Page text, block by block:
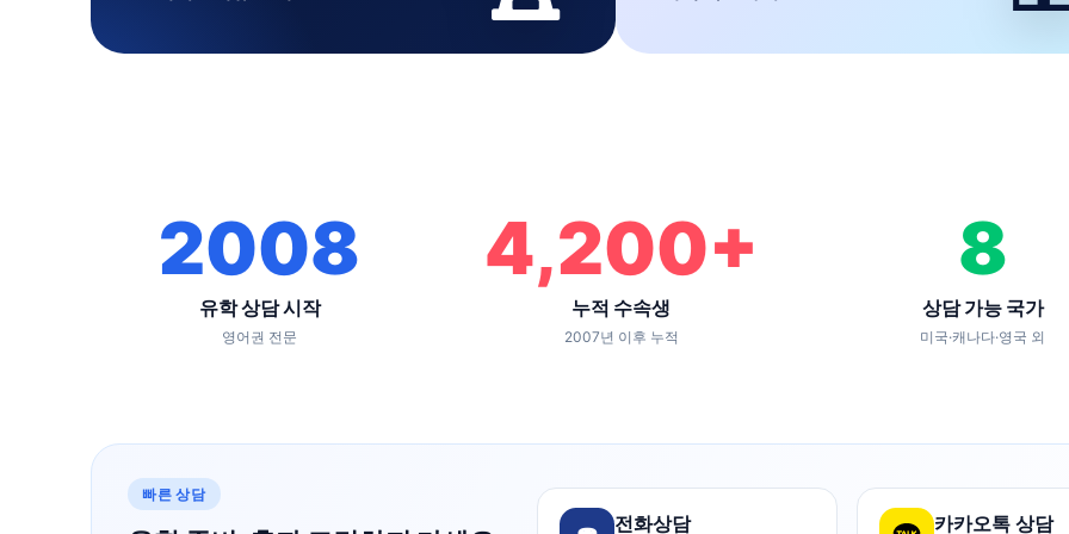
2008
유학 상담 시작
영어권 전문
4,200+
누적 수속생
2007년 이후 누적
8
상담 가능 국가
미국·캐나다·영국 외
빠른 상담
전화상담 카카오톡 상담